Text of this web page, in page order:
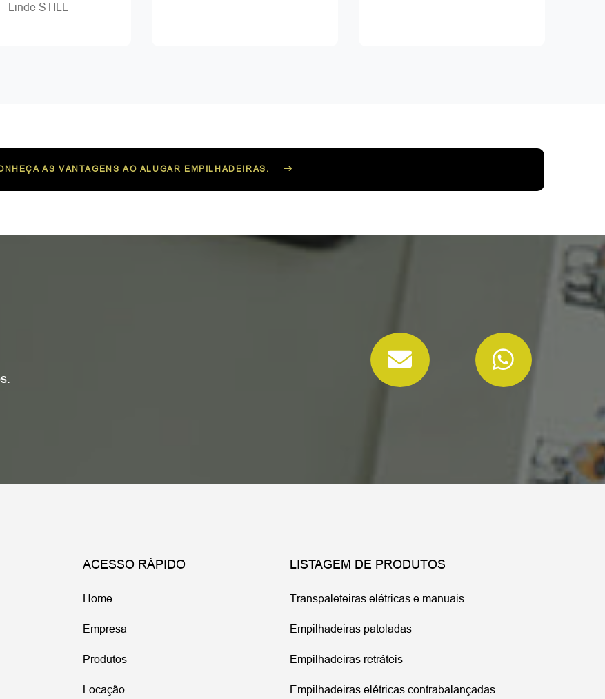
Linde STILL
AS VANTAGENS AO ALUGAR EMPILHADEIRAS.
ACESSO RÁPIDO
Home
Empresa
Produtos
Locação
LISTAGEM DE PRODUTOS
Transpaleteiras elétricas e manuais
Empilhadeiras patoladas
Empilhadeiras retráteis
Empilhadeiras elétricas contrabalançadas